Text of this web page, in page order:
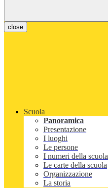
close
Scuola
Panoramica
Presentazione
I luoghi
Le persone
I numeri della scuola
Le carte della scuola
Organizzazione
La storia